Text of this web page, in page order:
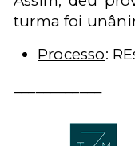
turma foi
Processo: